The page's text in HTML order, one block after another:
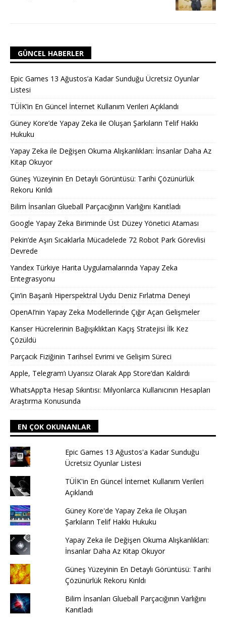
GÜNCEL HABERLER
Epic Games 13 Ağustos’a Kadar Sunduğu Ücretsiz Oyunlar
Listesi
TÜİK’in En Güncel İnternet Kullanım Verileri Açıklandı
Güney Kore’de Yapay Zeka ile Oluşan Şarkıların Telif Hakkı
Hukuku
Yapay Zeka ile Değişen Okuma Alışkanlıkları: İnsanlar Daha Az
Kitap Okuyor
Güneş Yüzeyinin En Detaylı Görüntüsü: Tarihi Çözünürlük
Rekoru Kırıldı
Bilim İnsanları Glueball Parçacığının Varlığını Kanıtladı
Google Yapay Zeka Biriminde Üst Düzey Yönetici Ataması
Pekin’de Aşırı Sıcaklarla Mücadelede 72 Robot Park Görevlisi
Devrede
Yandex Türkiye Harita Uygulamalarında Yapay Zeka
Entegrasyonu
Çin’in Başarılı Hiperspektral Uydu Deniz Fırlatma Deneyi
OpenAI’nin Yapay Zeka Modellerinde Çığır Açan Gelişmeler
Kanser Hücrelerinin Bağışıklıktan Kaçış Stratejisi İlk Kez
Çözüldü
Parçacık Fiziğinin Tarihsel Evrimi ve Gelişim Süreci
Apple, Telegram’ı Uyarısız Olarak App Store’dan Kaldırdı
WhatsApp’ta Hesap Sıkıntısı: Milyonlarca Kullanıcının Hesapları
Araştırma Konusunda
EN ÇOK OKUNANLAR
Epic Games 13 Ağustos'a Kadar Sunduğu
Ücretsiz Oyunlar Listesi
TÜİK'in En Güncel İnternet Kullanım Verileri
Açıklandı
Güney Kore'de Yapay Zeka ile Oluşan
Şarkıların Telif Hakkı Hukuku
Yapay Zeka ile Değişen Okuma Alışkanlıkları:
İnsanlar Daha Az Kitap Okuyor
Güneş Yüzeyinin En Detaylı Görüntüsü: Tarihi
Çözünürlük Rekoru Kırıldı
Bilim İnsanları Glueball Parçacığının Varlığını
Kanıtladı